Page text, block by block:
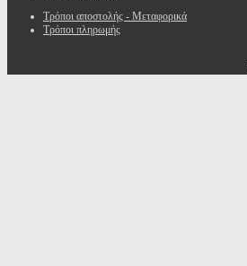
Τρόποι αποστολής - Μεταφορικά
Τρόποι πληρωμής